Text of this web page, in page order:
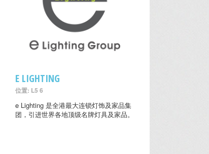
E LIGHTING
位置: L5 6
e Lighting 是全港最大连锁灯饰及家品集
团，引进世界各地顶级名牌灯具及家品。